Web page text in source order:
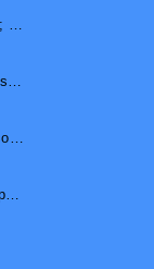
Tornado destrói casa no RS: 'Não tem mais nada'; vídeo ...
Ciclone-bomba pode se formar nesta sexta; Sudeste terá mai...
Janja chama Discord de 'rede horrorosa' após caso de suic�...
Agência suspende uso de reconhecimento facial para chamada...